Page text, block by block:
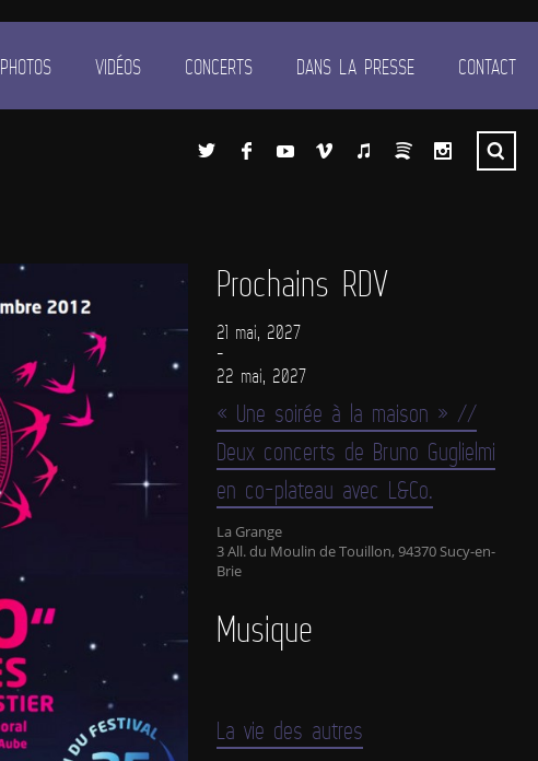
PHOTOS VIDÉOS CONCERTS DANS LA PRESSE CONTACT
Prochains RDV
21 mai, 2027
-
22 mai, 2027
« Une soirée à la maison » //
Deux concerts de Bruno Guglielmi
en co-plateau avec L&Co.
La Grange
3 All. du Moulin de Touillon, 94370 Sucy-en-
Brie
Musique
La vie des autres